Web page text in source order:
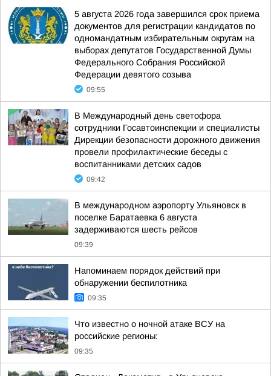
5 августа 2026 года завершился срок приема
документов для регистрации кандидатов по
одномандатным избирательным округам на
выборах депутатов Государственной Думы
Федерального Собрания Российской
Федерации девятого созыва
09:55
В Международный день светофора
сотрудники Госавтоинспекции и специалисты
Дирекции безопасности дорожного движения
провели профилактические беседы с
воспитанниками детских садов
09:42
В международном аэропорту Ульяновск в
поселке Баратаевка 6 августа
задерживаются шесть рейсов
09:39
Напоминаем порядок действий при
обнаружении беспилотника
09:35
Что известно о ночной атаке ВСУ на
российские регионы:
09:35